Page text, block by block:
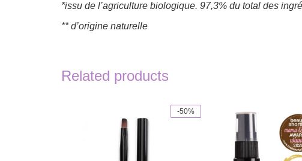
*issu de l’agriculture biologique. 97,3% du total des
** d’origine naturelle
Related products
-50%